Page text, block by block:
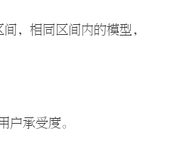
，相同区间内的模型，
承受度。